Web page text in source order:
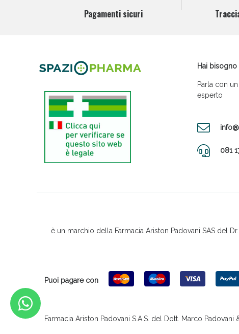
Pagamenti sicuri
Hai bisogno
Parla con
esperto
081
è un marchio della Farmacia Ariston Padovani SAS del
Puoi pagare con
Farmacia Ariston Padovani S.A.S. del Dott. Marco Padovani